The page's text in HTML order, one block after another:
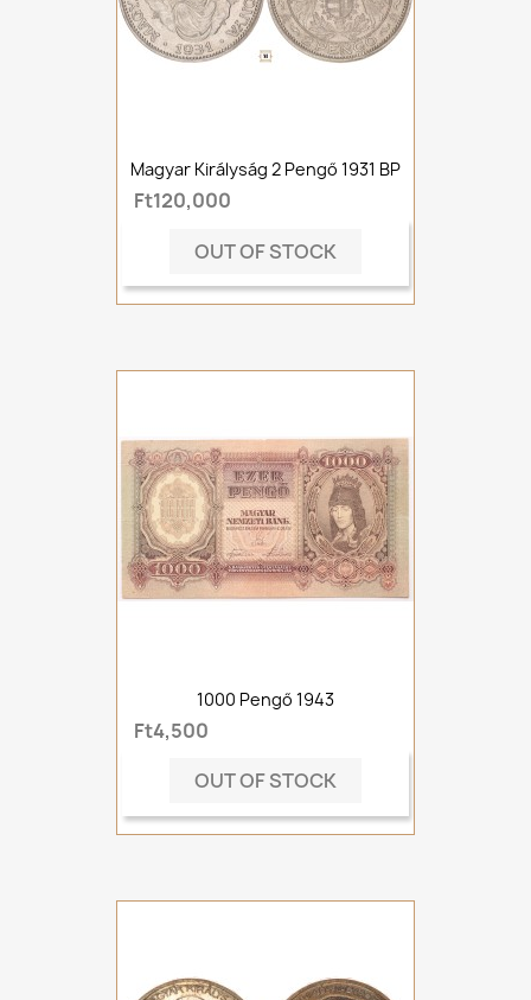
Magyar Királyság 2 Pengő 1931 BP
Ft120,000
OUT OF STOCK
1000 Pengő 1943
Ft4,500
OUT OF STOCK